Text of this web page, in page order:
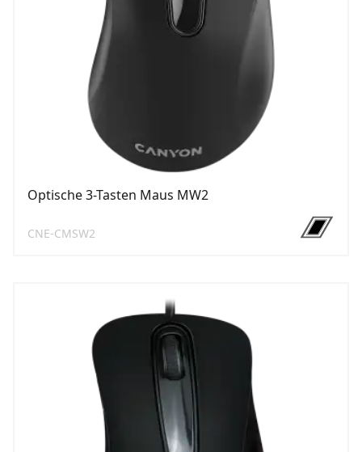
Optische 3-Tasten Maus MW2
CNE-CMSW2